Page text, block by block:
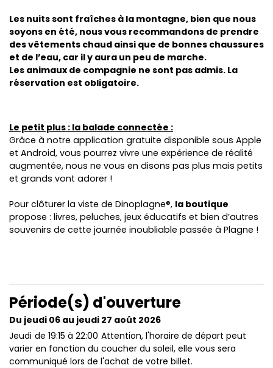
Les nuits sont fraîches à la montagne, bien que nous
soyons en été, nous vous recommandons de prendre
des vêtements chaud ainsi que de bonnes chaussures
et de l’eau, car il y aura un peu de marche.
Les animaux de compagnie ne sont pas admis. La
réservation est obligatoire.
Le petit plus : la balade connectée :
Grâce à notre application gratuite disponible sous Apple
et Android, vous pourrez vivre une expérience de réalité
augmentée, nous ne vous en disons pas plus mais petits
et grands vont adorer !
Pour clôturer la viste de Dinoplagne®, la boutique
propose : livres, peluches, jeux éducatifs et bien d’autres
souvenirs de cette journée inoubliable passée à Plagne !
Période(s) d'ouverture
Du jeudi 06 au jeudi 27 août 2026
Jeudi de 19:15 à 22:00 Attention, l'horaire de départ peut
varier en fonction du coucher du soleil, elle vous sera
communiqué lors de l'achat de votre billet.